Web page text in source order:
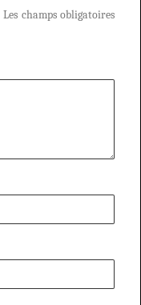
Les champs obligatoires